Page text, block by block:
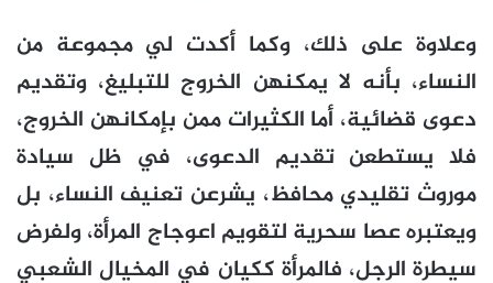
وعلاوة على ذلك، وكما أكدت لي مجموعة من
النساء، بأنه لا يمكنهن الخروج للتبليغ، وتقديم
دعوى قضائية، أما الكثيرات ممن بإمكانهن الخروج،
فلا يستطعن تقديم الدعوى، في ظل سيادة
موروث تقليدي محافظ، يشرعن تعنيف النساء، بل
ويعتبره عصا سحرية لتقويم اعوجاج المرأة، ولفرض
سيطرة الرجل، فالمرأة ككيان في المخيال الشعبي